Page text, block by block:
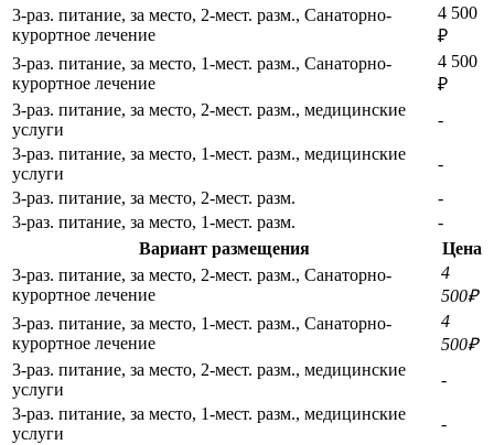
3-раз. питание, за место, 2-мест. разм., Санаторно-
курортное лечение
4 500
₽
3-раз. питание, за место, 1-мест. разм., Санаторно-
курортное лечение
4 500
₽
3-раз. питание, за место, 2-мест. разм., медицинские
услуги
-
3-раз. питание, за место, 1-мест. разм., медицинские
услуги
-
3-раз. питание, за место, 2-мест. разм.
-
3-раз. питание, за место, 1-мест. разм.
-
Вариант размещения
Цена
3-раз. питание, за место, 2-мест. разм., Санаторно-
курортное лечение
4
500₽
3-раз. питание, за место, 1-мест. разм., Санаторно-
курортное лечение
4
500₽
3-раз. питание, за место, 2-мест. разм., медицинские
услуги
-
3-раз. питание, за место, 1-мест. разм., медицинские
услуги
-